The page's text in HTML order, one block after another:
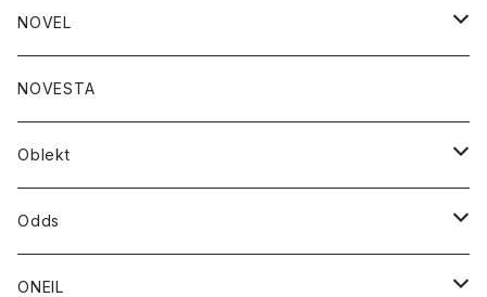
ジャケット
バッグ
グッズ
ウォレット
靴
トップス
ジャケット
シャツ
ボトム
ショートパンツ
パンツ
レディース
シャツ
コート
ジャケット
アクセサリー
バッグ
ブレスレット
グッズ
靴
ストール/マフラー
トップス
シャツ
シャツジャケット
ボトム
ショートパンツ
帽子
NOVEL
トップス
カットソー
スエット
ボトム
NOVESTA
Oblekt
ボトム
ショートパンツ
レディース
Odds
帽子
ONEIL